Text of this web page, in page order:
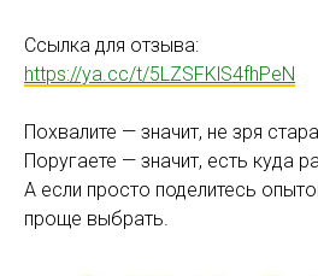
Ссылка для отзыва:
https://ya.cc/t/5LZSFKlS4fhPeN
Похвалите — значит, не зря
Поругаете — значит, есть куда
А если просто поделитесь
проще выбрать.